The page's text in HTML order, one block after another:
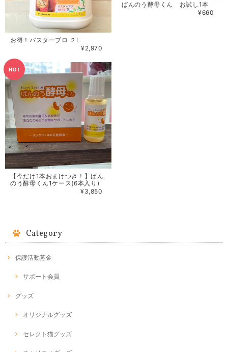
お得！バスタープロ ２L
¥2,970
ばんのう酵母くん お試し1本
¥660
【今だけ1本おまけつき！】ばん
のう酵母くん1ケース(6本入り)
¥3,850
Category
保護活動募金
サポート会員
グッズ
オリジナルグッズ
セレクト猫グッズ